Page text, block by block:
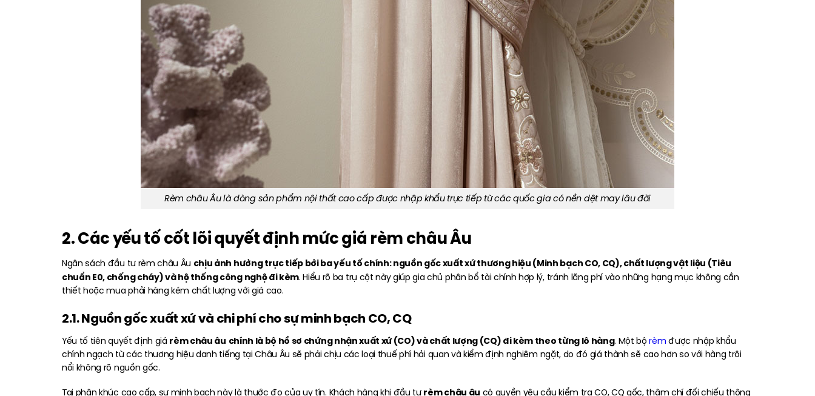
Rèm châu Âu là dòng sản phẩm nội thất cao cấp được nhập khẩu trực tiếp từ các quốc gia có nền dệt may lâu đời
2. Các yếu tố cốt lõi quyết định mức giá rèm châu Âu
Ngân sách đầu tư rèm châu Âu chịu ảnh hưởng trực tiếp bởi ba yếu tố chính: nguồn gốc xuất xứ thương hiệu (Minh bạch CO, CQ), chất lượng vật liệu (Tiêu
chuẩn E0, chống cháy) và hệ thống công nghệ đi kèm. Hiểu rõ ba trụ cột này giúp gia chủ phân bổ tài chính hợp lý, tránh lãng phí vào những hạng mục không cần
thiết hoặc mua phải hàng kém chất lượng với giá cao.
2.1. Nguồn gốc xuất xứ và chi phí cho sự minh bạch CO, CQ
Yếu tố tiên quyết định giá rèm châu âu chính là bộ hồ sơ chứng nhận xuất xứ (CO) và chất lượng (CQ) đi kèm theo từng lô hàng. Một bộrèmđược nhập khẩu
chính ngạch từ các thương hiệu danh tiếng tại Châu Âu sẽ phải chịu các loại thuế phí hải quan và kiểm định nghiêm ngặt, do đó giá thành sẽ cao hơn so với hàng trôi
nổi không rõ nguồn gốc.
Tại phân khúc cao cấp, sự minh bạch này là thước đo của uy tín. Khách hàng khi đầu tưrèm châu âu có quyền yêu cầu kiểm tra CO, CQ gốc, thậm chí đối chiếu thông